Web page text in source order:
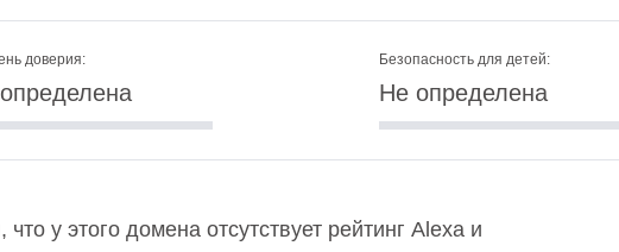
доверия: Безопасность для детей:
Не определена
у этого домена отсутствует рейтинг Alexa и